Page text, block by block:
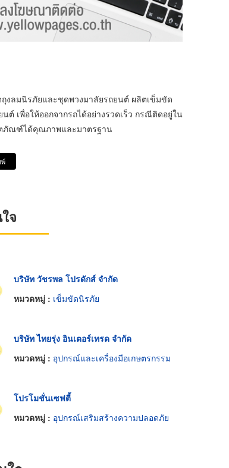
งลมนิรภัยและชุดพวงมาลัยรถยนต์ ผลิตเข็มขัด
เพื่อให้ออกจากรถได้อย่างรวดเร็ว กรณีติดอยู่ใน
ตภัณฑ์ได้คุณภาพและมาตรฐาน
จ
บริษัท วัชรพล โปรดักส์ จำกัด
หมวดหมู่ : เข็มขัดนิรภัย
บริษัท ไทยรุ่ง อินเตอร์เทรด จำกัด
หมวดหมู่ : อุปกรณ์และเครื่องมือเกษตรกรรม
โปรโมชั่นเซฟตี้
หมวดหมู่ : อุปกรณ์เสริมสร้างความปลอดภัย